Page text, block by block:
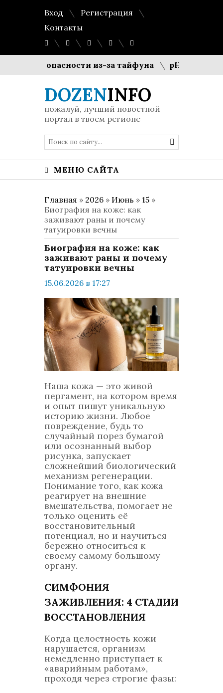
Вход
Регистрация
Контакты
опасности из-за тайфуна pH-баланс 5.5:
DOZENINFO
пожалуй, лучший новостной
портал в твоем регионе
МЕНЮ САЙТА
Главная » 2026 » Июнь » 15 »
Биография на коже: как
заживают раны и почему
татуировки вечны
Биография на коже: как
заживают раны и почему
татуировки вечны
15.06.2026 в 17:27
комментариев: 0
LifeStyle
Наша кожа — это живой
пергамент, на котором время
и опыт пишут уникальную
историю жизни. Любое
повреждение, будь то
случайный порез бумагой
или осознанный выбор
рисунка, запускает
сложнейший биологический
механизм регенерации.
Понимание того, как кожа
реагирует на внешние
вмешательства, помогает не
только оценить её
восстановительный
потенциал, но и научиться
бережно относиться к
своему самому большому
органу.
СИМФОНИЯ
ЗАЖИВЛЕНИЯ: 4 СТАДИИ
ВОССТАНОВЛЕНИЯ
Когда целостность кожи
нарушается, организм
немедленно приступает к
«аварийным работам»,
проходя через строгие фазы: